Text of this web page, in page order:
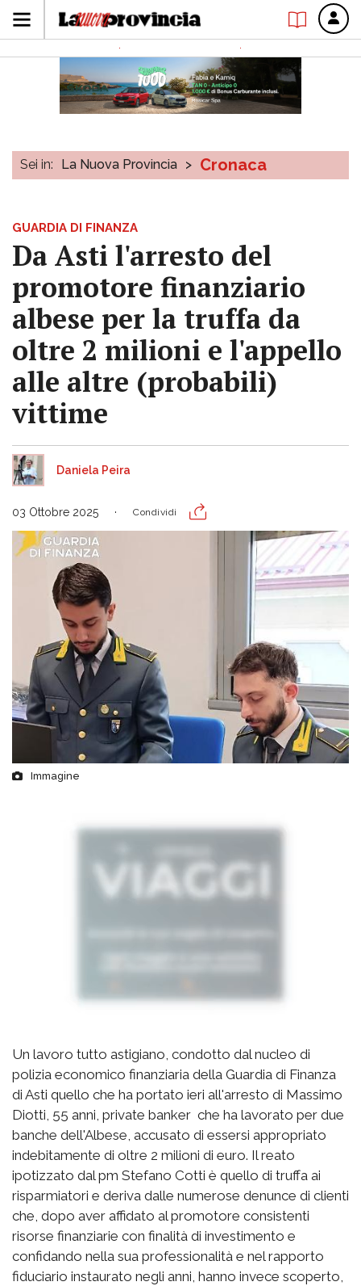
Sei in: La Nuova Provincia > Cronaca
GUARDIA DI FINANZA
Da Asti l'arresto del
promotore finanziario
albese per la truffa da
oltre 2 milioni e l'appello
alle altre (probabili)
vittime
Daniela Peira
03 Ottobre 2025 Condividi
Immagine
Un lavoro tutto astigiano, condotto dal nucleo di
polizia economico finanziaria della Guardia di Finanza
di Asti quello che ha portato ieri all'arresto di Massimo
Diotti, 55 anni, private banker che ha lavorato per due
banche dell'Albese, accusato di essersi appropriato
indebitamente di oltre 2 milioni di euro. Il reato
ipotizzato dal pm Stefano Cotti è quello di truffa ai
risparmiatori e deriva dalle numerose denunce di clienti
che, dopo aver affidato al promotore consistenti
risorse finanziarie con finalità di investimento e
confidando nella sua professionalità e nel rapporto
fiduciario instaurato negli anni, hanno invece scoperto,